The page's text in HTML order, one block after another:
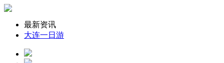
最新资讯
大连一日游